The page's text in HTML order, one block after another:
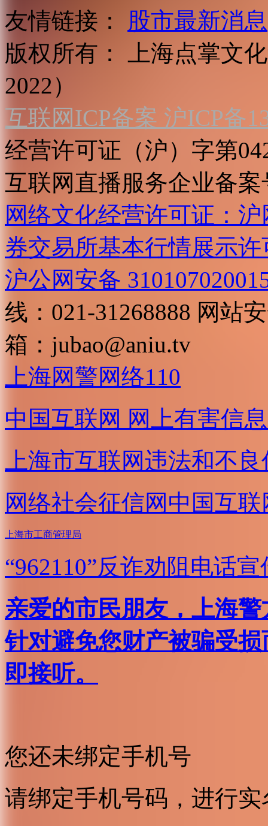
友情链接：
股市最新消息
版权所有：
上海点掌文
2022）
互联网ICP备案 沪ICP备
经营许可证（沪）字第
互联网直播服务企业备案
网络文化经营许可证：
券交易所基本行情展示许
沪公网安备
线：021-31268888 网站
箱： jubao@aniu.tv
上海网警网络110
中国互联网 网上有害信
上海市互联网违法和不
网络社会征信网 中国互
上海市工商管理局
“962110”反诈劝阻电话宣
亲爱的市民朋友，上海
针对避免您财产被骗受
即接听。
您还未绑定手机号
请绑定手机号码，进行